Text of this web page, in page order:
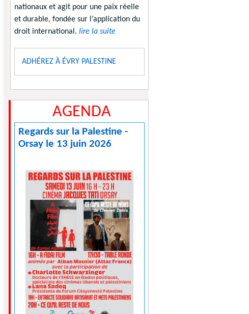
nationaux et agit pour une paix réelle
et durable, fondée sur l’application du
droit international. lire la suite
ADHÉREZ À ÉVRY PALESTINE
AGENDA
Regards sur la Palestine -
Orsay le 13 juin 2026